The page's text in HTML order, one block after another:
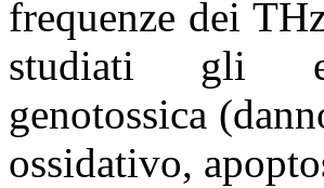
frequenze dei
studiati gli
genotossica
ossidativo,